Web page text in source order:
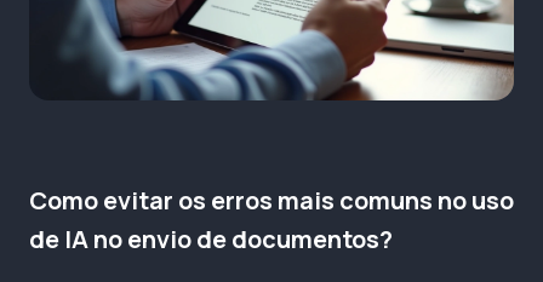
Como evitar os erros mais comuns no uso
de IA no envio de documentos?